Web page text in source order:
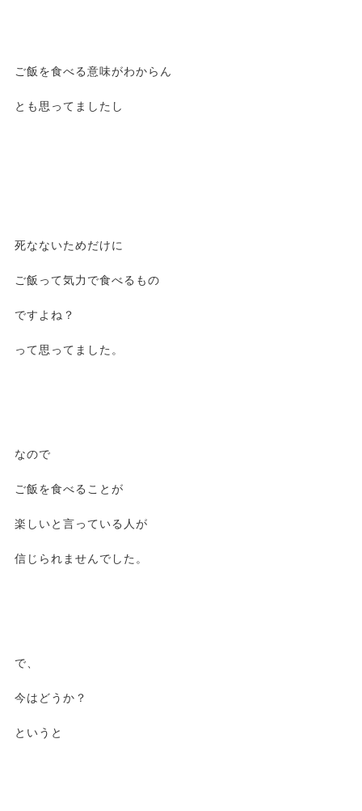
ご飯を食べる意味がわからん
とも思ってましたし
死なないためだけに
ご飯って気力で食べるもの
ですよね？
って思ってました。
なので
ご飯を食べることが
楽しいと言っている人が
信じられませんでした。
で、
今はどうか？
というと